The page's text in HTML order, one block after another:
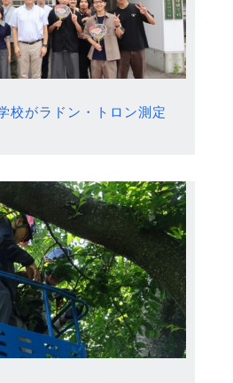
校がラドン・トロン測定